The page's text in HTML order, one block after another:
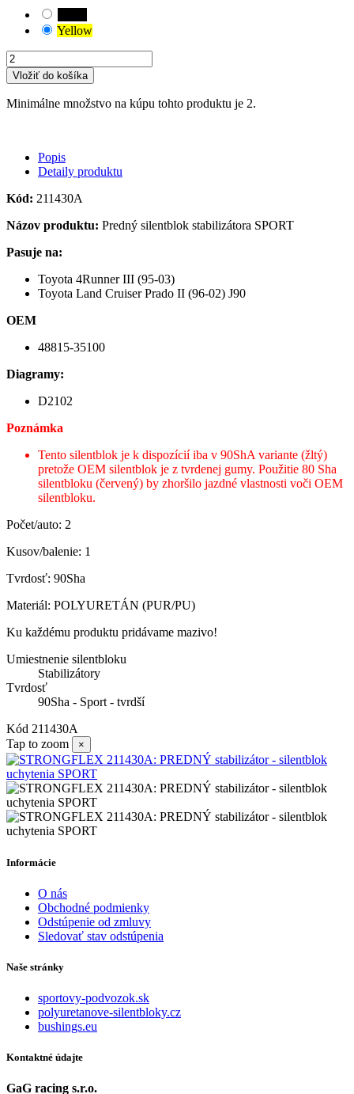
Yellow
Vložiť do košíka
Minimálne množstvo na kúpu tohto produktu je 2.
Popis
Detaily produktu
Kód: 211430A
Názov produktu: Predný silentblok stabilizátora SPORT
Pasuje na:
Toyota 4Runner III (95-03)
Toyota Land Cruiser Prado II (96-02) J90
OEM
48815-35100
Diagramy:
D2102
Poznámka
Tento silentblok je k dispozícií iba v 90ShA variante (žltý)
pretože OEM silentblok je z tvrdenej gumy. Použitie 80 Sha
silentbloku (červený) by zhoršilo jazdné vlastnosti voči OEM
silentbloku.
Počet/auto: 2
Kusov/balenie: 1
Tvrdosť: 90Sha
Materiál: POLYURETÁN (PUR/PU)
Ku každému produktu pridávame mazivo!
Umiestnenie silentbloku
Stabilizátory
Tvrdosť
90Sha - Sport - tvrdší
Kód 211430A
Tap to zoom
×
Informácie
O nás
Obchodné podmienky
Odstúpenie od zmluvy
Sledovať stav odstúpenia
Naše stránky
sportovy-podvozok.sk
polyuretanove-silentbloky.cz
bushings.eu
Kontaktné údajte
GaG racing s.r.o.